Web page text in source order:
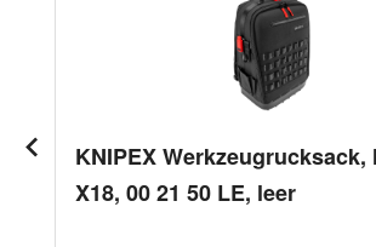
KNIPEX Werkzeugrucksack,
X18, 00 21 50 LE, leer